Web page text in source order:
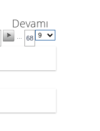
Devamı
68